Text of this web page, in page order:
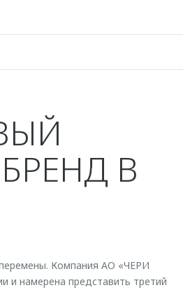
В
Компания АО «ЧЕРИ
намерена представить третий